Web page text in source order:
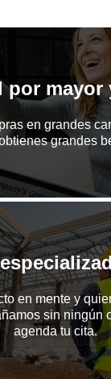
por mayor
en grandes
grandes
en mente y
sin ningún
agenda tu cita.